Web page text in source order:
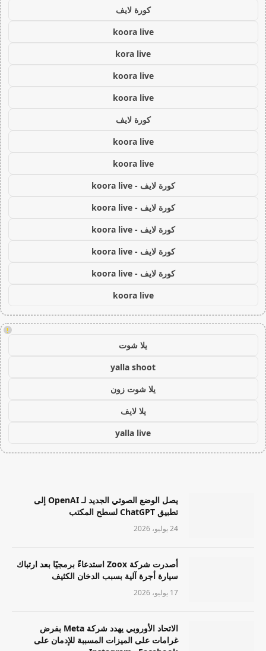
كورة لايف
koora live
kora live
koora live
koora live
كورة لايف
koora live
koora live
كورة لايف - koora live
كورة لايف - koora live
كورة لايف - koora live
كورة لايف - koora live
كورة لايف - koora live
koora live
!
يلا شوت
yalla shoot
يلا شوت زون
يلا لايف
yalla live
يصل الوضع الصوتي الجديد لـ OpenAI إلى
تطبيق ChatGPT لسطح المكتب
24 يوليو، 2026
أصدرت شركة Zoox استدعاءً برمجيًا بعد ارتباك
سيارة أجرة آلية بسبب الدخان الكثيف
17 يوليو، 2026
الاتحاد الأوروبي يهدد شركة Meta بفرض
غرامات على الميزات المسببة للإدمان على